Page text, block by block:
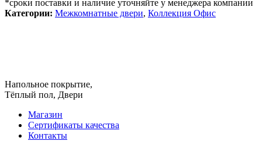
*сроки поставки и наличие уточняйте у менеджера компании
Категории: Межкомнатные двери, Коллекция Офис
Напольное покрытие,
Тёплый пол, Двери
Магазин
Сертификаты качества
Контакты